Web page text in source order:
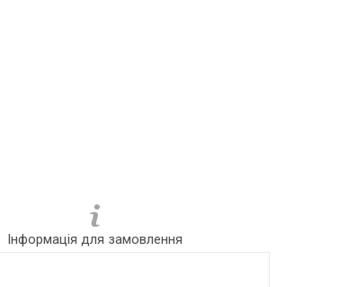
Інформація для замовлення